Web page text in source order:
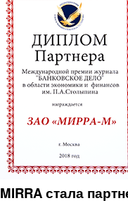
MIRRA стала